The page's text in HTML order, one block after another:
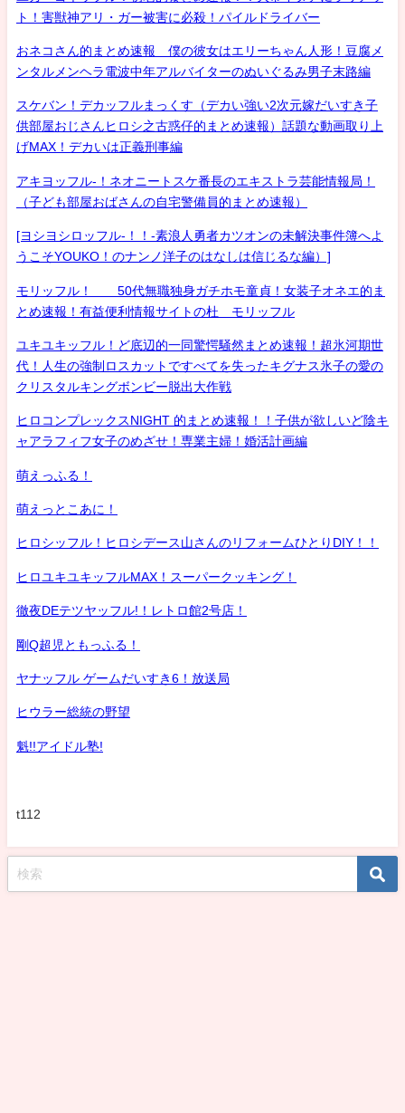
ト！害獣神アリ・ガー被害に必殺！パイルドライバー
おネコさん的まとめ速報 僕の彼女はエリーちゃん人形！豆腐メ
ンタルメンヘラ電波中年アルバイターのぬいぐるみ男子末路編
スケバン！デカッフルまっくす（デカい強い2次元嫁だいすき子
供部屋おじさんヒロシ之古惑仔的まとめ速報）話題な動画取り上
げMAX！デカいは正義刑事編
アキヨッフル-！ネオニートスケ番長のエキストラ芸能情報局！
（子ども部屋おばさんの自宅警備員的まとめ速報）
[ヨシヨシロッフル-！！-素浪人勇者カツオンの未解決事件簿へよ
うこそYOUKO！のナンノ洋子のはなしは信じるな編）]
モリッフル！ 50代無職独身ガチホモ童貞！女装子オネエ的ま
とめ速報！有益便利情報サイトの杜 モリッフル
ユキユキッフル！ど底辺的一同驚愕騒然まとめ速報！超氷河期世
代！人生の強制ロスカットですべてを失ったキグナス氷子の愛の
クリスタルキングボンビー脱出大作戦
ヒロコンプレックスNIGHT 的まとめ速報！！子供が欲しいど陰キ
ャアラフィフ女子のめざせ！専業主婦！婚活計画編
萌えっふる！
萌えっとこあに！
ヒロシッフル！ヒロシデース山さんのリフォームひとりDIY！！
ヒロユキユキッフルMAX！スーパークッキング！
徹夜DEテツヤッフル!！レトロ館2号店！
剛Q超児ともっふる！
ヤナッフル ゲームだいすき6！放送局
ヒウラー総統の野望
魁!!アイドル塾!
t112